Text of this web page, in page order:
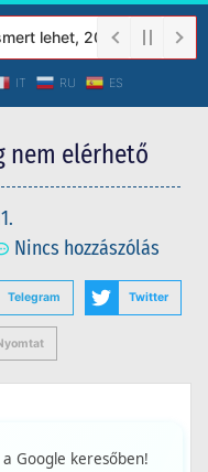
lehet, 2023-tól a
IT RU ES
nem elérhető
Nincs hozzászólás
Telegram Twitter
a Google keresőben!